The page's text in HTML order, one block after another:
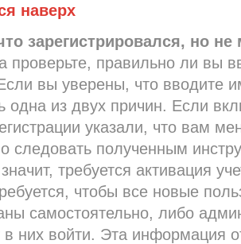
наверх
зарегистрировался, но не
проверьте, правильно ли вы
вы уверены, что вводите
одна из двух причин. Если
указали, что вам
следовать полученным
требуется активация
чтобы все новые
самостоятельно, либо
в них войти. Эта информация